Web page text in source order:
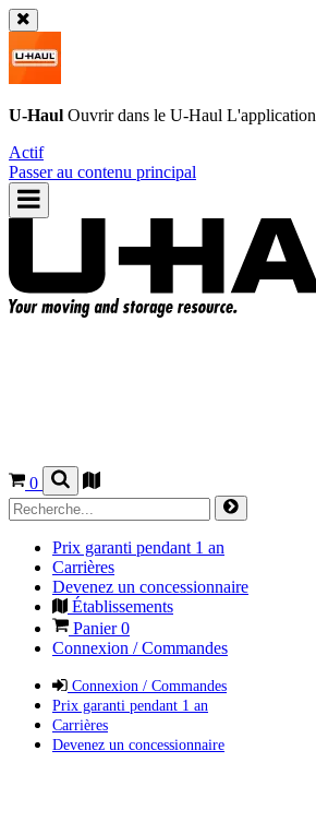
U-Haul Ouvrir dans le U-Haul L'application
Actif
Passer au contenu principal
0
Prix garanti pendant 1 an
Carrières
Devenez un concessionnaire
Établissements
Panier0
Connexion / Commandes
Connexion / Commandes
Prix garanti pendant 1 an
Carrières
Devenez un concessionnaire